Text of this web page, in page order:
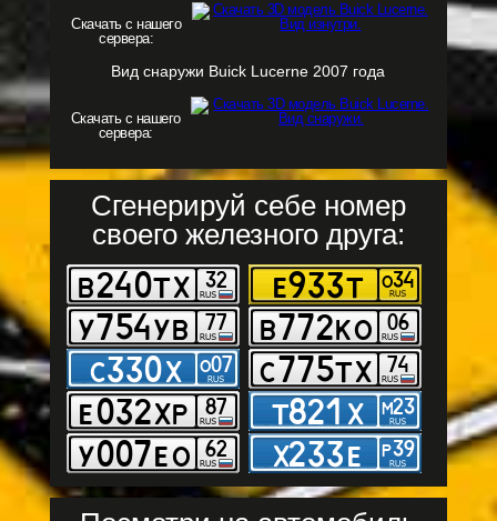
Скачать с нашего
сервера:
Вид снаружи Buick Lucerne 2007 года
Скачать с нашего
сервера:
Сгенерируй себе номер
своего железного друга: